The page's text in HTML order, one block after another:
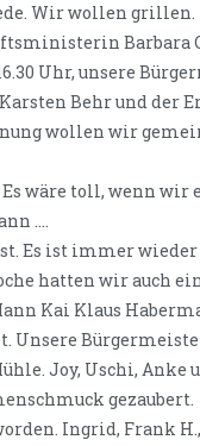
Wir wollen grillen.
Barbara
Uhr, unsere
Behr und der
wollen wir
wäre toll, wenn wir
….
Es ist immer
hatten wir auch
Kai Klaus
Unsere
Joy, Uschi, Anke
gezaubert.
Ingrid, Frank